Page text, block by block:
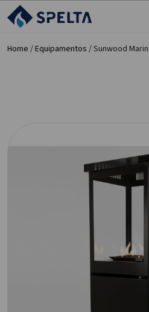
Home /Equipamentos / Sunwood